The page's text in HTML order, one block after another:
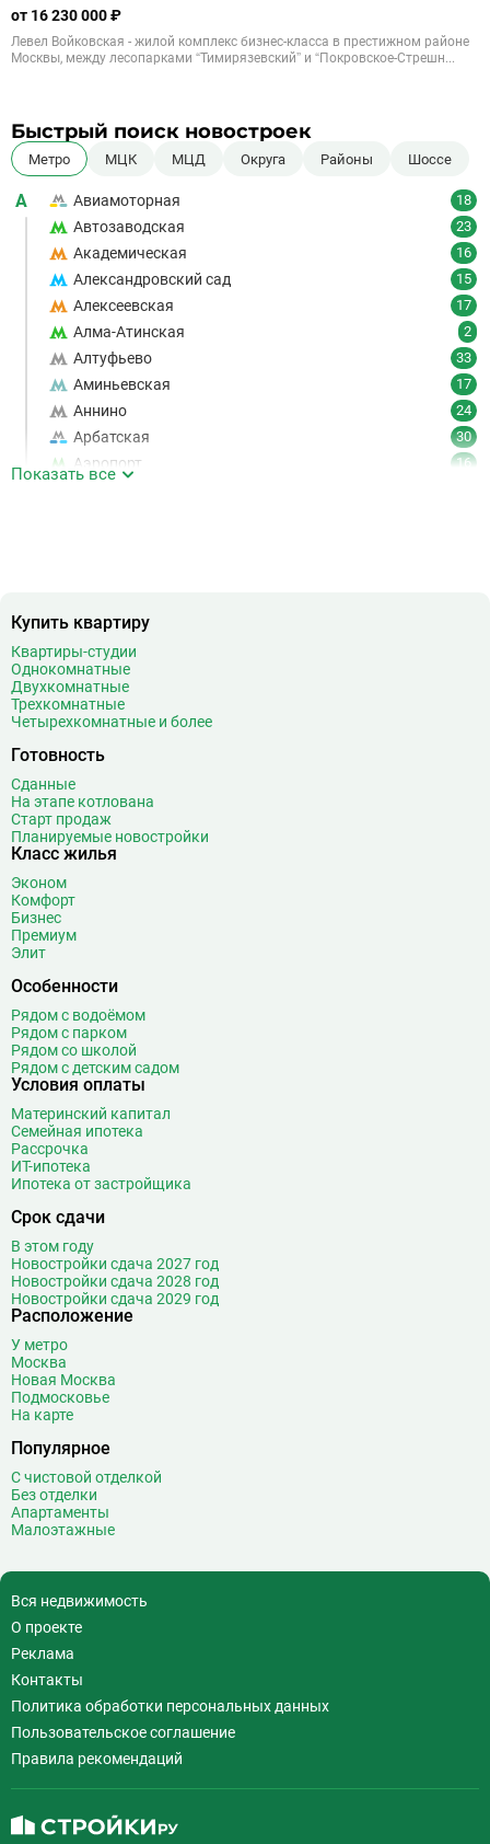
от 16 230 000 ₽
Левел Войковская - жилой комплекс бизнес-класса в престижном районе
Москвы, между лесопарками “Тимирязевский” и “Покровское-Стрешн...
Быстрый поиск новостроек
Метро МЦК МЦД Округа Районы Шоссе
А Авиамоторная 18
Автозаводская 23
Академическая 16
Александровский сад 15
Алексеевская 17
Алма-Атинская 2
Алтуфьево 33
Аминьевская 17
Аннино 24
Арбатская 30
Аэропорт 16
Беговая
Беломорская
Белорусская
Беляево
Библиотека имени Ленина
Битцевский парк
Борисово
Боровицкая
Ботанический сад
Бунинская аллея
Бутырская
В Вавиловская
Варшавская
ВДНХ
Верхние Лихоборы
Владыкино
Водный стадион
Войковская
Волгоградский проспект
Волжская
Волоколамская
Воробьёвы горы
Воронцовская
Выставочный центр
Выхино
Г Генерала Тюленева
Деловой центр
Динамо
Добрынинская
Домодедовская
Дорогомиловская
Достоевская
Дубровка 14
Ж Жулебино
Показать все
Купить квартиру
Квартиры-студии
Однокомнатные
Двухкомнатные
Трехкомнатные
Четырехкомнатные и более
Готовность
Сданные
На этапе котлована
Старт продаж
Планируемые новостройки
Класс жилья
Эконом
Комфорт
Бизнес
Премиум
Элит
Особенности
Рядом с водоёмом
Рядом с парком
Рядом со школой
Рядом с детским садом
Условия оплаты
Материнский капитал
Семейная ипотека
Рассрочка
ИТ-ипотека
Ипотека от застройщика
Срок сдачи
В этом году
Новостройки сдача 2027 год
Новостройки сдача 2028 год
Новостройки сдача 2029 год
Расположение
У метро
Москва
Новая Москва
Подмосковье
На карте
Популярное
С чистовой отделкой
Без отделки
Апартаменты
Малоэтажные
Вся недвижимость
О проекте
Реклама
Контакты
Политика обработки персональных данных
Пользовательское соглашение
Правила рекомендаций